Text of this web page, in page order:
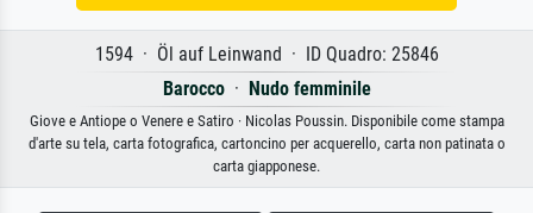
1594 · Öl auf Leinwand · ID Quadro: 25846
Barocco· Nudo femminile
Giove e Antiope o Venere e Satiro · Nicolas Poussin. Disponibile come stampa
d'arte su tela, carta fotografica, cartoncino per acquerello, carta non patinata o
carta giapponese.